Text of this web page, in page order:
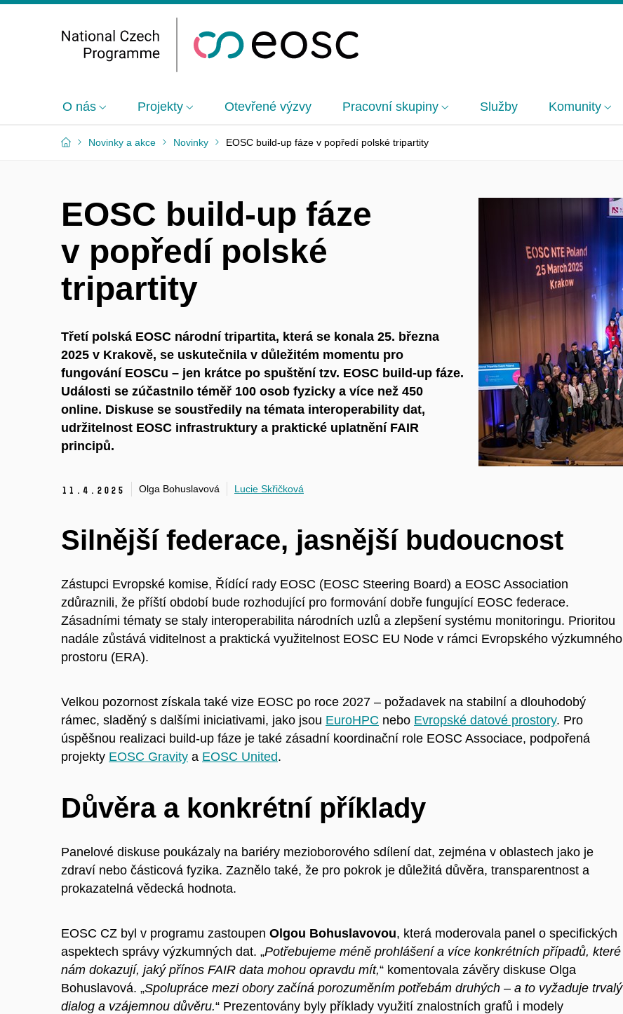
O nás Projekty Otevřené výzvy Pracovní skupiny Služby Komunity
Novinky a akce Novinky EOSC build-up fáze v popředí polské tripartity
EOSC build-up fáze
v popředí polské
tripartity
Třetí polská EOSC národní tripartita, která se konala 25. března
2025 v Krakově, se uskutečnila v důležitém momentu pro
fungování EOSCu – jen krátce po spuštění tzv. EOSC build-up fáze.
Události se zúčastnilo téměř 100 osob fyzicky a více než 450
online. Diskuse se soustředily na témata interoperability dat,
udržitelnost EOSC infrastruktury a praktické uplatnění FAIR
principů.
11. 4. 2025 Olga Bohuslavová Lucie Skřičková
Silnější federace, jasnější budoucnost
Zástupci Evropské komise, Řídící rady EOSC (EOSC Steering Board) a EOSC Association
zdůraznili, že příští období bude rozhodující pro formování dobře fungující EOSC federace.
Zásadními tématy se staly interoperabilita národních uzlů a zlepšení systému monitoringu. Prioritou
nadále zůstává viditelnost a praktická využitelnost EOSC EU Node v rámci Evropského výzkumného
prostoru (ERA).
Velkou pozornost získala také vize EOSC po roce 2027 – požadavek na stabilní a dlouhodobý
rámec, sladěný s dalšími iniciativami, jako jsou EuroHPC nebo Evropské datové prostory. Pro
úspěšnou realizaci build-up fáze je také zásadní koordinační role EOSC Associace, podpořená
projekty EOSC Gravity a EOSC United.
Důvěra a konkrétní příklady
Panelové diskuse poukázaly na bariéry mezioborového sdílení dat, zejména v oblastech jako je
zdraví nebo částicová fyzika. Zaznělo také, že pro pokrok je důležitá důvěra, transparentnost a
prokazatelná vědecká hodnota.
EOSC CZ byl v programu zastoupen Olgou Bohuslavovou, která moderovala panel o specifických
aspektech správy výzkumných dat. „Potřebujeme méně prohlášení a více konkrétních případů, které
nám dokazují, jaký přínos FAIR data mohou opravdu mít,“ komentovala závěry diskuse Olga
Bohuslavová. „Spolupráce mezi obory začíná porozuměním potřebám druhých – a to vyžaduje trvalý
dialog a vzájemnou důvěru.“ Prezentovány byly příklady využití znalostních grafů i modely